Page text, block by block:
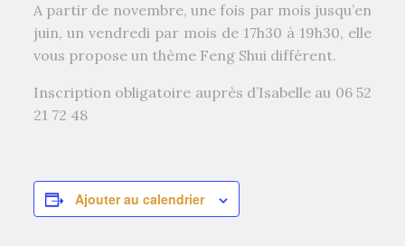
A partir de novembre, une fois par mois jusqu’en
juin, un vendredi par mois de 17h30 à 19h30, elle
vous propose un thème Feng Shui différent.
Inscription obligatoire auprès d’Isabelle au 06 52
21 72 48
Ajouter au calendrier